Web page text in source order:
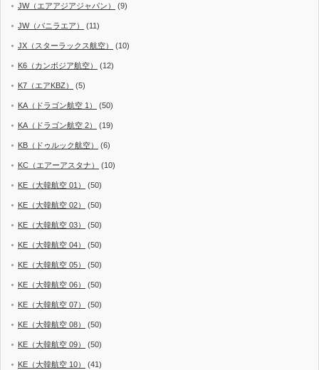
JW（エアアジアジャパン） (9)
JW（バニラエア） (11)
JX（スターラックス航空） (10)
K6（カンボジア航空） (12)
K7（エアKBZ） (5)
KA（ドラゴン航空 1） (50)
KA（ドラゴン航空 2） (19)
KB（ドゥルック航空） (6)
KC（エアーアスタナ） (10)
KE（大韓航空 01） (50)
KE（大韓航空 02） (50)
KE（大韓航空 03） (50)
KE（大韓航空 04） (50)
KE（大韓航空 05） (50)
KE（大韓航空 06） (50)
KE（大韓航空 07） (50)
KE（大韓航空 08） (50)
KE（大韓航空 09） (50)
KE（大韓航空 10） (41)